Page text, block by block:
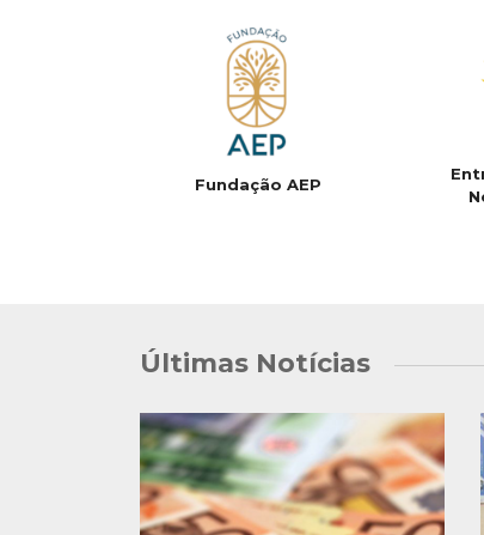
Fundação AEP
Últimas Notícias